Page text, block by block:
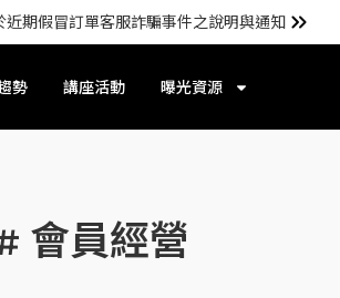
期假冒訂單客服詐騙事件之說明與通知
勢 講座活動 曝光資源
會員經營